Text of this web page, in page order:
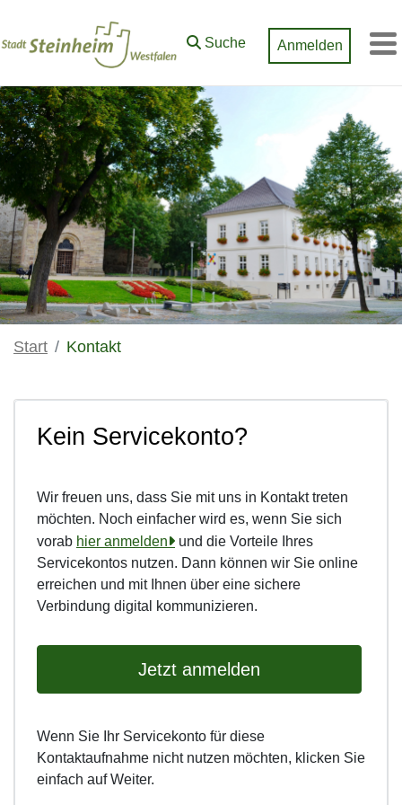
Suche
Anmelden
Start Kontakt
Kein Servicekonto?
Wir freuen uns, dass Sie mit uns in Kontakt treten
möchten. Noch einfacher wird es, wenn Sie sich
vorab hier anmelden
und die Vorteile Ihres
Servicekontos nutzen. Dann können wir Sie online
erreichen und mit Ihnen über eine sichere
Verbindung digital kommunizieren.
Jetzt anmelden
Wenn Sie Ihr Servicekonto für diese
Kontaktaufnahme nicht nutzen möchten, klicken Sie
einfach auf Weiter.